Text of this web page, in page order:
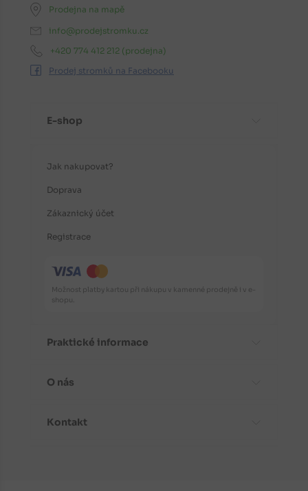
Prodejna na mapě
info@prodejstromku.cz
+420 774 412 212 (prodejna)
Prodej stromků na Facebooku
E-shop
Jak nakupovat?
Doprava
Zákaznický účet
Registrace
Možnost platby kartou při nákupu v kamenné prodejně i v e-
shopu.
Praktické informace
Časté dotazy
O nás
Aktuality
Kontakt